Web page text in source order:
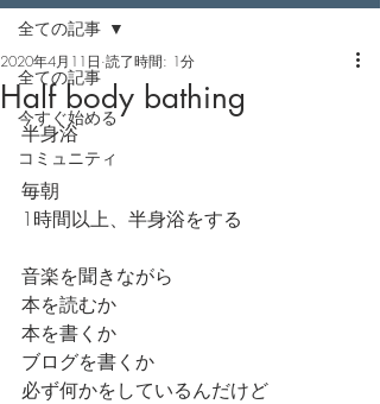
全ての記事
今すぐ始める
コミュニティ
全ての記事
Half body bathing
2020年4月11日 読了時間: 1分
半身浴
毎朝
1時間以上、半身浴をする
音楽を聞きながら
本を読むか
本を書くか
ブログを書くか
必ず何かをしているんだけど